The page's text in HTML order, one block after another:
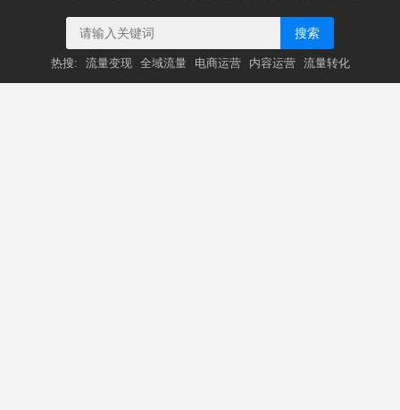
搜索
热搜: 流量变现 全域流量 电商运营 内容运营 流量转化